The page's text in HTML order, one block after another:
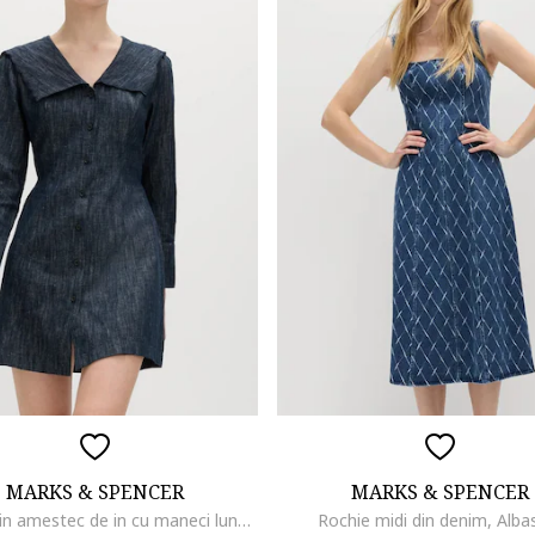
MARKS & SPENCER
Rochie din amestec de in cu maneci lungi, Albastru inchis melange
MARKS & SPENCER
Rochie midi din denim,